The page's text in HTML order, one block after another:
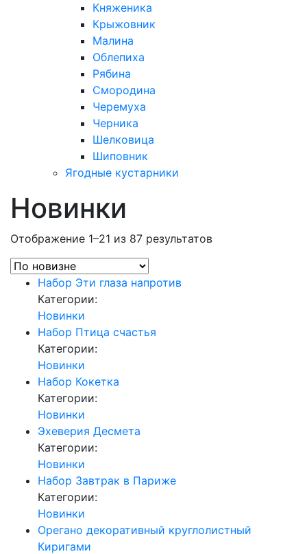
Княженика
Крыжовник
Малина
Облепиха
Рябина
Смородина
Черемуха
Черника
Шелковица
Шиповник
Ягодные кустарники
Новинки
Отображение 1–21 из 87 результатов
Набор Эти глаза напротив
Категории:
Новинки
Набор Птица счастья
Категории:
Новинки
Набор Кокетка
Категории:
Новинки
Эхеверия Десмета
Категории:
Новинки
Набор Завтрак в Париже
Категории:
Новинки
Орегано декоративный круглолистный
Киригами